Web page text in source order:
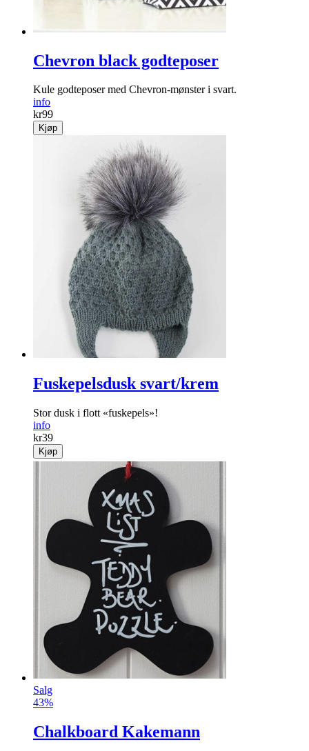
Chevron black godteposer
Kule godteposer med Chevron-mønster i svart.
info
kr99
Kjøp
Fuskepelsdusk svart/krem
Stor dusk i flott «fuskepels»!
info
kr39
Kjøp
Salg
43%
Chalkboard Kakemann